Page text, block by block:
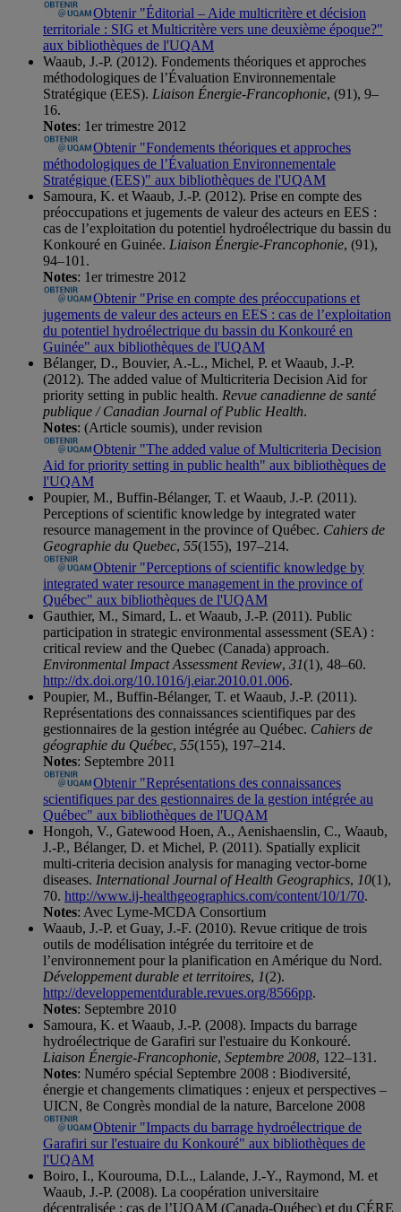
Obtenir "Éditorial – Aide multicritère et décision
territoriale : SIG et Multicritère vers une deuxième époque?"
aux bibliothèques de l'UQAM
Waaub, J.-P. (2012). Fondements théoriques et approches
méthodologiques de l’Évaluation Environnementale
Stratégique (EES). Liaison Énergie-Francophonie, (91), 9–
16.
Notes: 1er trimestre 2012
Obtenir "Fondements théoriques et approches
méthodologiques de l’Évaluation Environnementale
Stratégique (EES)" aux bibliothèques de l'UQAM
Samoura, K. et Waaub, J.-P. (2012). Prise en compte des
préoccupations et jugements de valeur des acteurs en EES :
cas de l’exploitation du potentiel hydroélectrique du bassin du
Konkouré en Guinée. Liaison Énergie-Francophonie, (91),
94–101.
Notes: 1er trimestre 2012
Obtenir "Prise en compte des préoccupations et
jugements de valeur des acteurs en EES : cas de l’exploitation
du potentiel hydroélectrique du bassin du Konkouré en
Guinée" aux bibliothèques de l'UQAM
Bélanger, D., Bouvier, A.-L., Michel, P. et Waaub, J.-P.
(2012). The added value of Multicriteria Decision Aid for
priority setting in public health. Revue canadienne de santé
publique / Canadian Journal of Public Health.
Notes: (Article soumis), under revision
Obtenir "The added value of Multicriteria Decision
Aid for priority setting in public health" aux bibliothèques de
l'UQAM
Poupier, M., Buffin-Bélanger, T. et Waaub, J.-P. (2011).
Perceptions of scientific knowledge by integrated water
resource management in the province of Québec. Cahiers de
Geographie du Quebec, 55(155), 197–214.
Obtenir "Perceptions of scientific knowledge by
integrated water resource management in the province of
Québec" aux bibliothèques de l'UQAM
Gauthier, M., Simard, L. et Waaub, J.-P. (2011). Public
participation in strategic environmental assessment (SEA) :
critical review and the Quebec (Canada) approach.
Environmental Impact Assessment Review, 31(1), 48–60.
http://dx.doi.org/10.1016/j.eiar.2010.01.006.
Poupier, M., Buffin-Bélanger, T. et Waaub, J.-P. (2011).
Représentations des connaissances scientifiques par des
gestionnaires de la gestion intégrée au Québec. Cahiers de
géographie du Québec, 55(155), 197–214.
Notes: Septembre 2011
Obtenir "Représentations des connaissances
scientifiques par des gestionnaires de la gestion intégrée au
Québec" aux bibliothèques de l'UQAM
Hongoh, V., Gatewood Hoen, A., Aenishaenslin, C., Waaub,
J.-P., Bélanger, D. et Michel, P. (2011). Spatially explicit
multi-criteria decision analysis for managing vector-borne
diseases. International Journal of Health Geographics, 10(1),
70. http://www.ij-healthgeographics.com/content/10/1/70.
Notes: Avec Lyme-MCDA Consortium
Waaub, J.-P. et Guay, J.-F. (2010). Revue critique de trois
outils de modélisation intégrée du territoire et de
l’environnement pour la planification en Amérique du Nord.
Développement durable et territoires, 1(2).
http://developpementdurable.revues.org/8566pp.
Notes: Septembre 2010
Samoura, K. et Waaub, J.-P. (2008). Impacts du barrage
hydroélectrique de Garafiri sur l'estuaire du Konkouré.
Liaison Énergie-Francophonie, Septembre 2008, 122–131.
Notes: Numéro spécial Septembre 2008 : Biodiversité,
énergie et changements climatiques : enjeux et perspectives –
UICN, 8e Congrès mondial de la nature, Barcelone 2008
Obtenir "Impacts du barrage hydroélectrique de
Garafiri sur l'estuaire du Konkouré" aux bibliothèques de
l'UQAM
Boiro, I., Kourouma, D.L., Lalande, J.-Y., Raymond, M. et
Waaub, J.-P. (2008). La coopération universitaire
décentralisée : cas de l’UQAM (Canada-Québec) et du CÉRE